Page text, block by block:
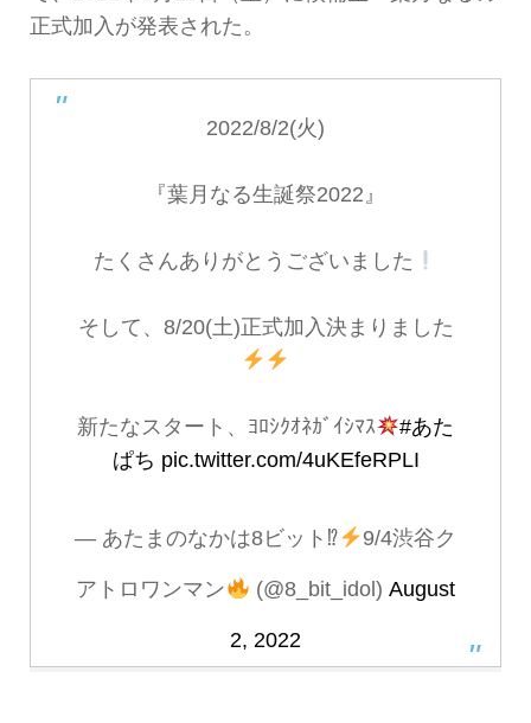
正式加入が発表された。
2022/8/2(火)
『葉月なる生誕祭2022』
たくさんありがとうございました
そして、8/20(土)正式加入決まりました
新たなスタート、ﾖﾛｼｸｵﾈｶﾞｲｼﾏｽ
#あた
ぱち pic.twitter.com/4uKEfeRPLI
— あたまのなかは8ビット⁉︎ 9/4渋谷ク
アトロワンマン (@8_bit_idol) August
2, 2022